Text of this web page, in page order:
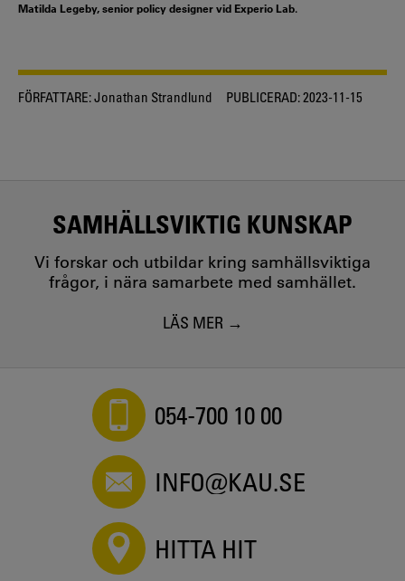
Matilda Legeby, senior policy designer vid Experio Lab.
FÖRFATTARE:Jonathan Strandlund PUBLICERAD:2023-11-15
SAMHÄLLSVIKTIG KUNSKAP
Vi forskar och utbildar kring samhällsviktiga
frågor, i nära samarbete med samhället.
LÄS MER
054-700 10 00
INFO@KAU.SE
HITTA HIT